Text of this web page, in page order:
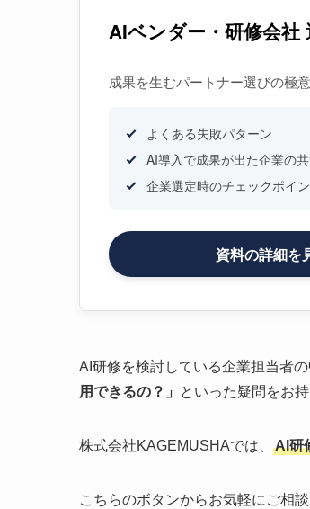
AIベンダー・研修会社
成果を生むパートナー選びの極意
よくある失敗パターン
AI導入で成果が出た企業の
企業選定時のチェックポイ
資料の詳細を
AI研修を検討している企業担当者の
用できるの？」
といった疑問をお
株式会社KAGEMUSHAでは、 AI研
こちらのボタンからお気軽にご相談